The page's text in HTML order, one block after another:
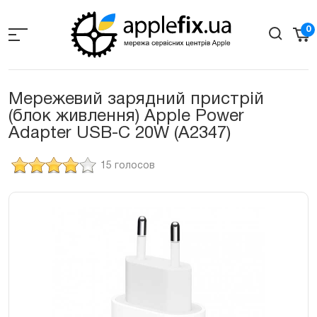
the
0
Мережевий зарядний пристрій
(блок живлення) Apple Power
Adapter USB-C 20W (A2347)
15 голосов